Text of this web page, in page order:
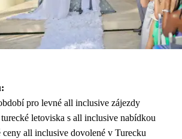
pro levné all inclusive zájezdy
letoviska s all inclusive nabídkou
ceny all inclusive dovolené v Turecku